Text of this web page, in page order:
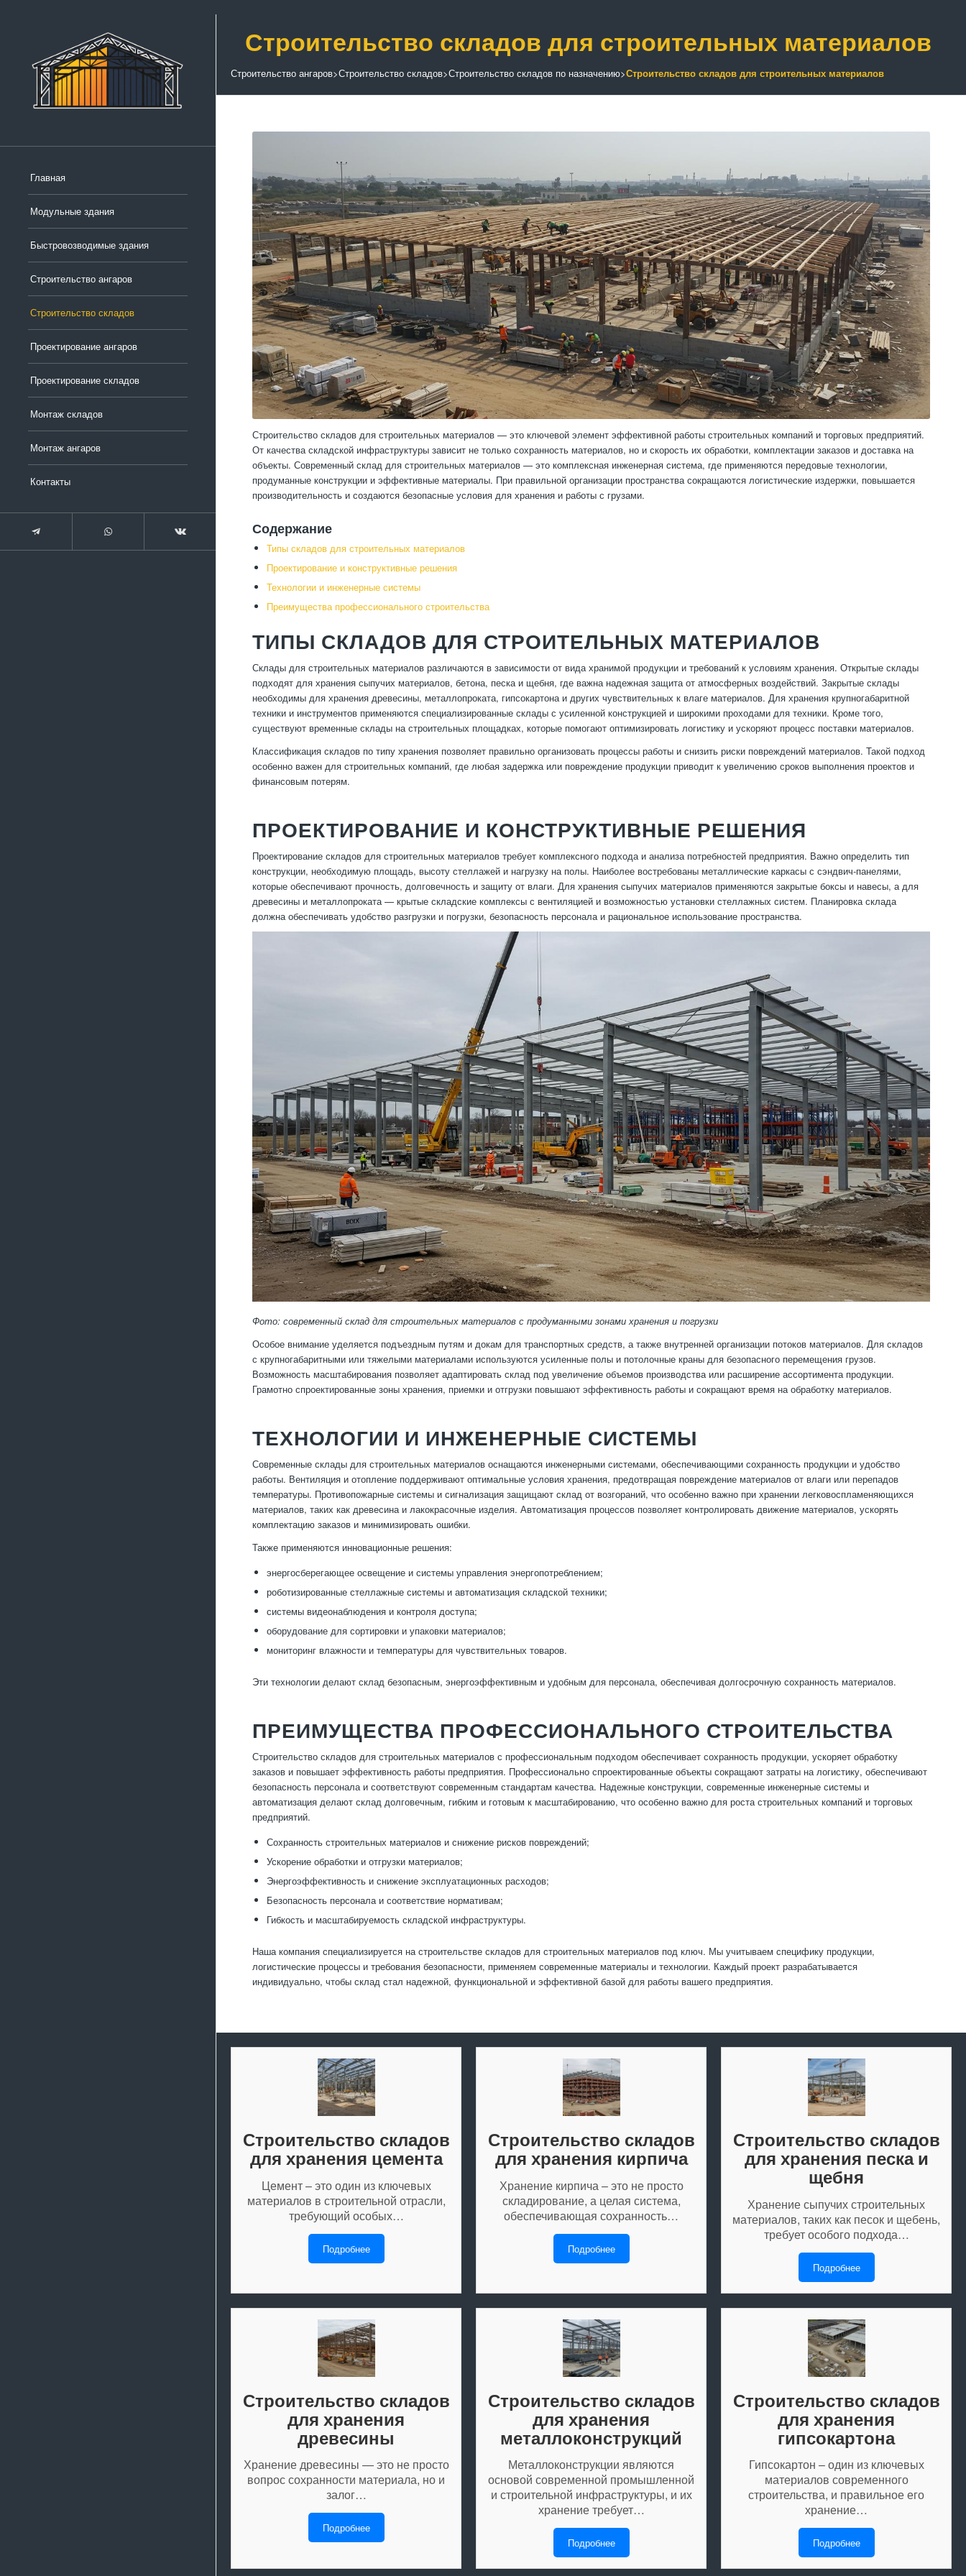
Главная
Модульные здания
Быстровозводимые здания
Строительство ангаров
Строительство складов
Проектирование ангаров
Проектирование складов
Монтаж складов
Монтаж ангаров
Контакты
Строительство складов для строительных материалов
Строительство ангаров>Строительство складов>Строительство складов по назначению>Строительство складов для строительных материалов
Строительство складов для строительных материалов — это ключевой элемент эффективной работы строительных компаний и торговых предприятий.
От качества складской инфраструктуры зависит не только сохранность материалов, но и скорость их обработки, комплектации заказов и доставка на
объекты. Современный склад для строительных материалов — это комплексная инженерная система, где применяются передовые технологии,
продуманные конструкции и эффективные материалы. При правильной организации пространства сокращаются логистические издержки, повышается
производительность и создаются безопасные условия для хранения и работы с грузами.
Содержание
Типы складов для строительных материалов
Проектирование и конструктивные решения
Технологии и инженерные системы
Преимущества профессионального строительства
ТИПЫ СКЛАДОВ ДЛЯ СТРОИТЕЛЬНЫХ МАТЕРИАЛОВ
Склады для строительных материалов различаются в зависимости от вида хранимой продукции и требований к условиям хранения. Открытые склады
подходят для хранения сыпучих материалов, бетона, песка и щебня, где важна надежная защита от атмосферных воздействий. Закрытые склады
необходимы для хранения древесины, металлопроката, гипсокартона и других чувствительных к влаге материалов. Для хранения крупногабаритной
техники и инструментов применяются специализированные склады с усиленной конструкцией и широкими проходами для техники. Кроме того,
существуют временные склады на строительных площадках, которые помогают оптимизировать логистику и ускоряют процесс поставки материалов.
Классификация складов по типу хранения позволяет правильно организовать процессы работы и снизить риски повреждений материалов. Такой подход
особенно важен для строительных компаний, где любая задержка или повреждение продукции приводит к увеличению сроков выполнения проектов и
финансовым потерям.
ПРОЕКТИРОВАНИЕ И КОНСТРУКТИВНЫЕ РЕШЕНИЯ
Проектирование складов для строительных материалов требует комплексного подхода и анализа потребностей предприятия. Важно определить тип
конструкции, необходимую площадь, высоту стеллажей и нагрузку на полы. Наиболее востребованы металлические каркасы с сэндвич-панелями,
которые обеспечивают прочность, долговечность и защиту от влаги. Для хранения сыпучих материалов применяются закрытые боксы и навесы, а для
древесины и металлопроката — крытые складские комплексы с вентиляцией и возможностью установки стеллажных систем. Планировка склада
должна обеспечивать удобство разгрузки и погрузки, безопасность персонала и рациональное использование пространства.
Фото: современный склад для строительных материалов с продуманными зонами хранения и погрузки
Особое внимание уделяется подъездным путям и докам для транспортных средств, а также внутренней организации потоков материалов. Для складов
с крупногабаритными или тяжелыми материалами используются усиленные полы и потолочные краны для безопасного перемещения грузов.
Возможность масштабирования позволяет адаптировать склад под увеличение объемов производства или расширение ассортимента продукции.
Грамотно спроектированные зоны хранения, приемки и отгрузки повышают эффективность работы и сокращают время на обработку материалов.
ТЕХНОЛОГИИ И ИНЖЕНЕРНЫЕ СИСТЕМЫ
Современные склады для строительных материалов оснащаются инженерными системами, обеспечивающими сохранность продукции и удобство
работы. Вентиляция и отопление поддерживают оптимальные условия хранения, предотвращая повреждение материалов от влаги или перепадов
температуры. Противопожарные системы и сигнализация защищают склад от возгораний, что особенно важно при хранении легковоспламеняющихся
материалов, таких как древесина и лакокрасочные изделия. Автоматизация процессов позволяет контролировать движение материалов, ускорять
комплектацию заказов и минимизировать ошибки.
Также применяются инновационные решения:
энергосберегающее освещение и системы управления энергопотреблением;
роботизированные стеллажные системы и автоматизация складской техники;
системы видеонаблюдения и контроля доступа;
оборудование для сортировки и упаковки материалов;
мониторинг влажности и температуры для чувствительных товаров.
Эти технологии делают склад безопасным, энергоэффективным и удобным для персонала, обеспечивая долгосрочную сохранность материалов.
ПРЕИМУЩЕСТВА ПРОФЕССИОНАЛЬНОГО СТРОИТЕЛЬСТВА
Строительство складов для строительных материалов с профессиональным подходом обеспечивает сохранность продукции, ускоряет обработку
заказов и повышает эффективность работы предприятия. Профессионально спроектированные объекты сокращают затраты на логистику, обеспечивают
безопасность персонала и соответствуют современным стандартам качества. Надежные конструкции, современные инженерные системы и
автоматизация делают склад долговечным, гибким и готовым к масштабированию, что особенно важно для роста строительных компаний и торговых
предприятий.
Сохранность строительных материалов и снижение рисков повреждений;
Ускорение обработки и отгрузки материалов;
Энергоэффективность и снижение эксплуатационных расходов;
Безопасность персонала и соответствие нормативам;
Гибкость и масштабируемость складской инфраструктуры.
Наша компания специализируется на строительстве складов для строительных материалов под ключ. Мы учитываем специфику продукции,
логистические процессы и требования безопасности, применяем современные материалы и технологии. Каждый проект разрабатывается
индивидуально, чтобы склад стал надежной, функциональной и эффективной базой для работы вашего предприятия.
Строительство складов
для хранения цемента
Цемент – это один из ключевых
материалов в строительной отрасли,
требующий особых…
Подробнее
Строительство складов
для хранения кирпича
Хранение кирпича – это не просто
складирование, а целая система,
обеспечивающая сохранность…
Подробнее
Строительство складов
для хранения песка и
щебня
Хранение сыпучих строительных
материалов, таких как песок и щебень,
требует особого подхода…
Подробнее
Строительство складов
для хранения
древесины
Хранение древесины — это не просто
вопрос сохранности материала, но и
залог…
Подробнее
Строительство складов
для хранения
металлоконструкций
Металлоконструкции являются
основой современной промышленной
и строительной инфраструктуры, и их
хранение требует…
Подробнее
Строительство складов
для хранения
гипсокартона
Гипсокартон – один из ключевых
материалов современного
строительства, и правильное его
хранение…
Подробнее